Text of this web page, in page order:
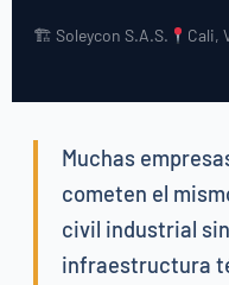
🏗 Soleycon S.A.S. Cali,
Muchas
cometen el
civil industrial
infraestructura